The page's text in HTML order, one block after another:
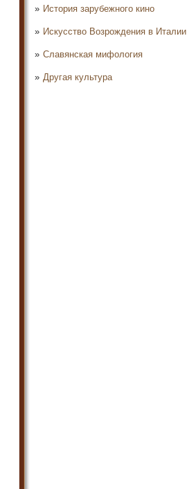
История зарубежного кино
Искусство Возрождения в Италии
Славянская мифология
Другая культура